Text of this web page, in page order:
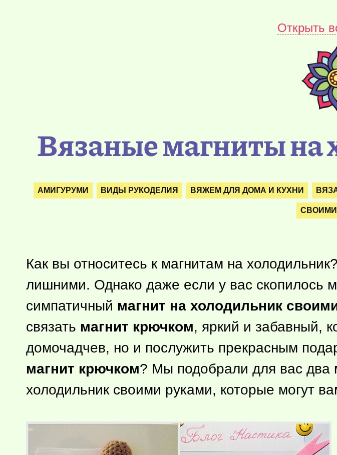
Открыть
Вязаные магниты на
АМИГУРУМИ ВИДЫ РУКОДЕЛИЯ ВЯЖЕМ ДЛЯ ДОМА И КУХНИ
СВОИМИ
Как вы относитесь к магнитам на
лишними. Однако даже если у вас скопилось
симпатичный магнит на холодильник
связать магнит крючком, яркий и забавный,
домочадчев, но и послужить прекрасным
магнит крючком? Мы подобрали для вас два
холодильник своими руками, которые могут